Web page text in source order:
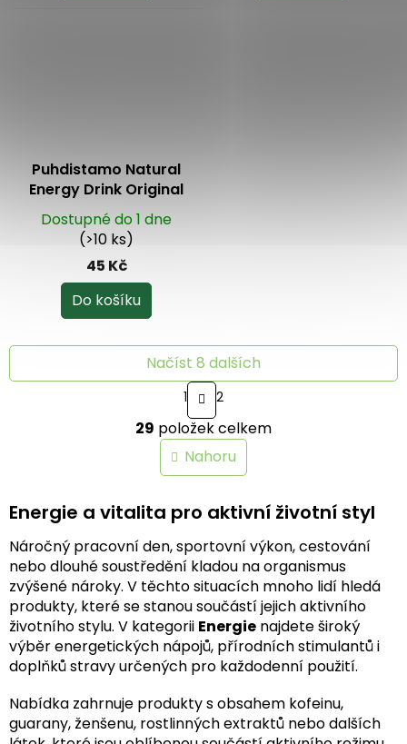
Puhdistamo Natural
Energy Drink Original
330 ml
Dostupné do 1 dne
(>10 ks)
45 Kč
Do košíku
O
v
l
á
a
c
í
p
r
v
k
y
v
ý
p
s
u
Načíst 8 dalších
S
t
r
á
n
k
o
á
í
1 2
29 položek celkem
Nahoru
Energie a vitalita pro aktivní životní styl
Náročný pracovní den, sportovní výkon, cestování
nebo dlouhé soustředění kladou na organismus
zvýšené nároky. V těchto situacích mnoho lidí hledá
produkty, které se stanou součástí jejich aktivního
životního stylu. V kategorii Energie najdete široký
výběr energetických nápojů, přírodních stimulantů i
doplňků stravy určených pro každodenní použití.
Nabídka zahrnuje produkty s obsahem kofeinu,
guarany, ženšenu, rostlinných extraktů nebo dalších